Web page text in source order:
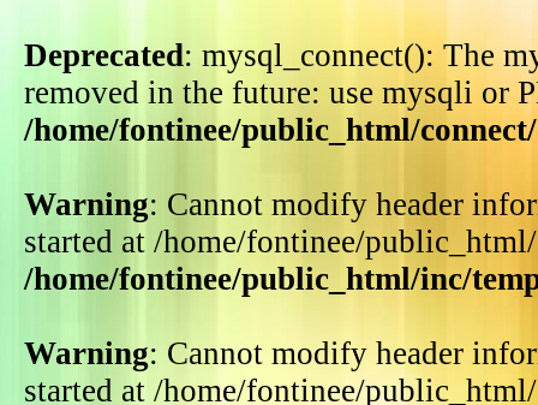
Deprecated: mysql_connect(): The
removed in the future: use mysqli or
/home/fontinee/public_html/
Warning: Cannot modify header
started at /home/fontinee/
/home/fontinee/public_html/inc/
Warning: Cannot modify header
started at /home/fontinee/